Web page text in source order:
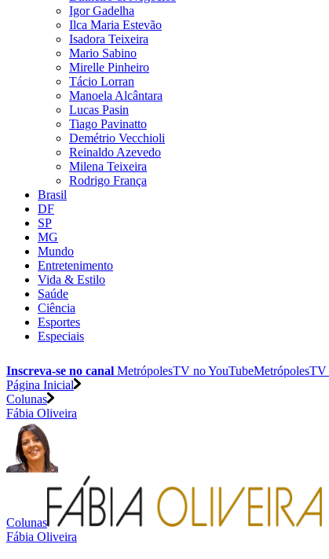
Igor Gadelha
Ilca Maria Estevão
Isadora Teixeira
Mario Sabino
Mirelle Pinheiro
Tácio Lorran
Manoela Alcântara
Lucas Pasin
Tiago Pavinatto
Demétrio Vecchioli
Reinaldo Azevedo
Milena Teixeira
Rodrigo França
Brasil
DF
SP
MG
Mundo
Entretenimento
Vida & Estilo
Saúde
Ciência
Esportes
Especiais
Inscreva-se no canal MetrópolesTV noYouTubeMetrópolesTV
Página Inicial
Colunas
Fábia Oliveira
Colunas
Fábia Oliveira